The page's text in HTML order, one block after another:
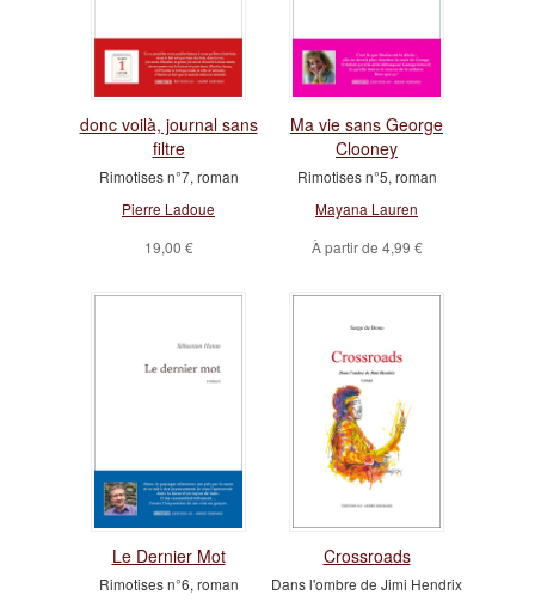
donc voilà, journal sans
filtre
Rimotises n°7, roman
Pierre Ladoue
19,00 €
Ma vie sans George
Clooney
Rimotises n°5, roman
Mayana Lauren
À partir de 4,99 €
Le Dernier Mot
Rimotises n°6, roman
Crossroads
Dans l'ombre de Jimi Hendrix